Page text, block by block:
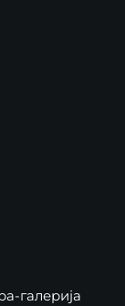
галерија